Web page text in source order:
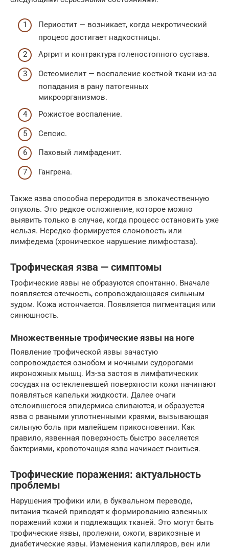
Периостит — возникает, когда некротический
процесс достигает надкостницы.
Артрит и контрактура голеностопного сустава.
Остеомиелит — воспаление костной ткани из-за
попадания в рану патогенных
микроорганизмов.
Рожистое воспаление.
Сепсис.
Паховый лимфаденит.
Гангрена.
Также язва способна переродится в злокачественную
опухоль. Это редкое осложнение, которое можно
выявить только в случае, когда процесс остановить уже
нельзя. Нередко формируется слоновость или
лимфедема (хроническое нарушение лимфостаза).
Трофическая язва — симптомы
Трофические язвы не образуются спонтанно. Вначале
появляется отечность, сопровождающаяся сильным
зудом. Кожа истончается. Появляется пигментация или
синюшность.
Множественные трофические язвы на ноге
Появление трофической язвы зачастую
сопровождается ознобом и ночными судорогами
икроножных мышц. Из-за застоя в лимфатических
сосудах на остекленевшей поверхности кожи начинают
появляться капельки жидкости. Далее очаги
отслоившегося эпидермиса сливаются, и образуется
язва с рваными уплотненными краями, вызывающая
сильную боль при малейшем прикосновении. Как
правило, язвенная поверхность быстро заселяется
бактериями, кровоточащая язва начинает гноиться.
Трофические поражения: актуальность
проблемы
Нарушения трофики или, в буквальном переводе,
питания тканей приводят к формированию язвенных
поражений кожи и подлежащих тканей. Это могут быть
трофические язвы, пролежни, ожоги, варикозные и
диабетические язвы. Изменения капилляров, вен или